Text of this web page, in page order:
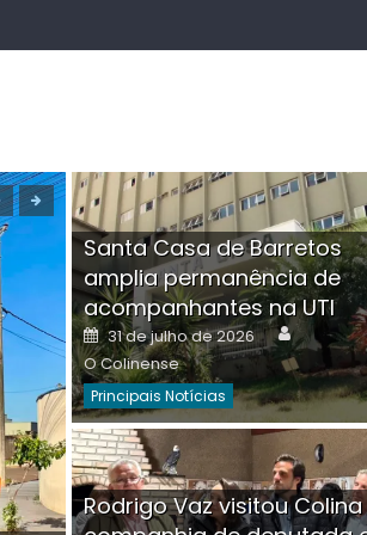
Boutique na Av.
invadida por
Santa Casa de Barretos
amplia permanência de
acompanhantes na UTI
Posted
on
31 de julho de 2026 Author
O Colinense
Principais Notícias
Rodrigo Vaz visitou